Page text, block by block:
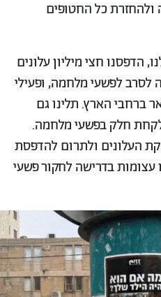
כל החטופים
הדפסנו חצי מיליון עלונים
לסרב לפשעי מלחמה, ופעילי
ברחבי הארץ. תלינו גם
חלק בפשעי מלחמה.
העלונים ולתרום להדפסת
עצומות בדרישה לחקור פשעי